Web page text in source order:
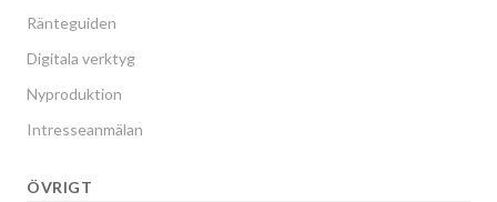
Ränteguiden
Digitala verktyg
Nyproduktion
Intresseanmälan
ÖVRIGT